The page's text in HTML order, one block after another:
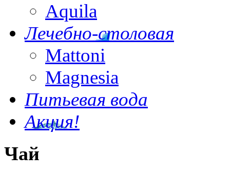
Aquila
Лечебно-столовая
Mattoni
Magnesia
Питьевая вода
Акция!
Чай